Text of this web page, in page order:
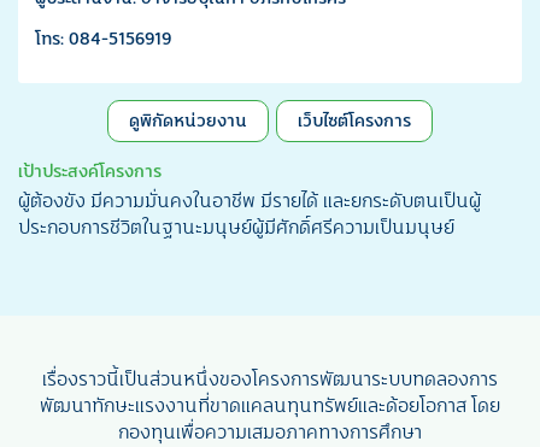
โทร: 084-5156919
ดูพิกัดหน่วยงาน
เว็บไซต์โครงการ
เป้าประสงค์โครงการ
ผู้ต้องขัง มีความมั่นคงในอาชีพ มีรายได้ และยกระดับตนเป็นผู้
ประกอบการชีวิตในฐานะมนุษย์ผู้มีศักดิ์ศรีความเป็นมนุษย์
เรื่องราวนี้เป็นส่วนหนึ่งของโครงการพัฒนาระบบทดลองการ
พัฒนาทักษะแรงงานที่ขาดแคลนทุนทรัพย์และด้อยโอกาส โดย
กองทุนเพื่อความเสมอภาคทางการศึกษา